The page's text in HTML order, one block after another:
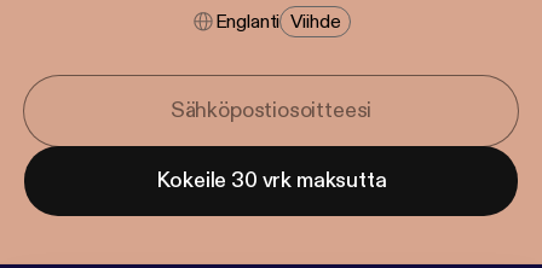
Englanti Viihde
Kokeile 30 vrk maksutta